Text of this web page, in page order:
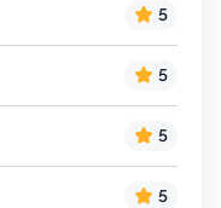
5
5
5
5